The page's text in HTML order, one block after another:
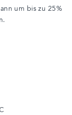
um bis zu 25%